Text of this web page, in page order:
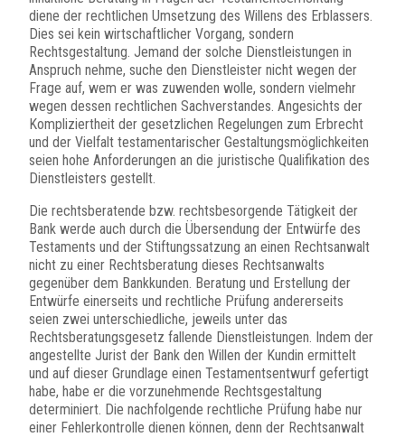
diene der rechtlichen Umsetzung des Willens des Erblassers.
Dies sei kein wirtschaftlicher Vorgang, sondern
Rechtsgestaltung. Jemand der solche Dienstleistungen in
Anspruch nehme, suche den Dienstleister nicht wegen der
Frage auf, wem er was zuwenden wolle, sondern vielmehr
wegen dessen rechtlichen Sachverstandes. Angesichts der
Kompliziertheit der gesetzlichen Regelungen zum Erbrecht
und der Vielfalt testamentarischer Gestaltungsmöglichkeiten
seien hohe Anforderungen an die juristische Qualifikation des
Dienstleisters gestellt.
Die rechtsberatende bzw. rechtsbesorgende Tätigkeit der
Bank werde auch durch die Übersendung der Entwürfe des
Testaments und der Stiftungssatzung an einen Rechtsanwalt
nicht zu einer Rechtsberatung dieses Rechtsanwalts
gegenüber dem Bankkunden. Beratung und Erstellung der
Entwürfe einerseits und rechtliche Prüfung andererseits
seien zwei unterschiedliche, jeweils unter das
Rechtsberatungsgesetz fallende Dienstleistungen. Indem der
angestellte Jurist der Bank den Willen der Kundin ermittelt
und auf dieser Grundlage einen Testamentsentwurf gefertigt
habe, habe er die vorzunehmende Rechtsgestaltung
determiniert. Die nachfolgende rechtliche Prüfung habe nur
einer Fehlerkontrolle dienen können, denn der Rechtsanwalt